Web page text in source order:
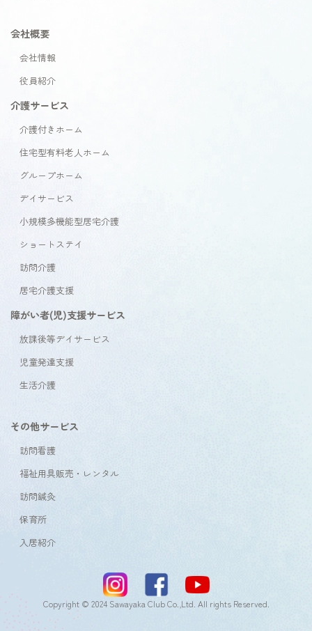
会社概要
会社情報
役員紹介
介護サービス
介護付きホーム
住宅型有料老人ホーム
グループホーム
デイサービス
小規模多機能型居宅介護
ショートステイ
訪問介護
居宅介護支援
障がい者(児)支援サービス
放課後等デイサービス
児童発達支援
生活介護
その他サービス
訪問看護
福祉用具販売・レンタル
訪問鍼灸
保育所
入居紹介
Copyright © 2024 Sawayaka Club Co.,Ltd. All rights Reserved.